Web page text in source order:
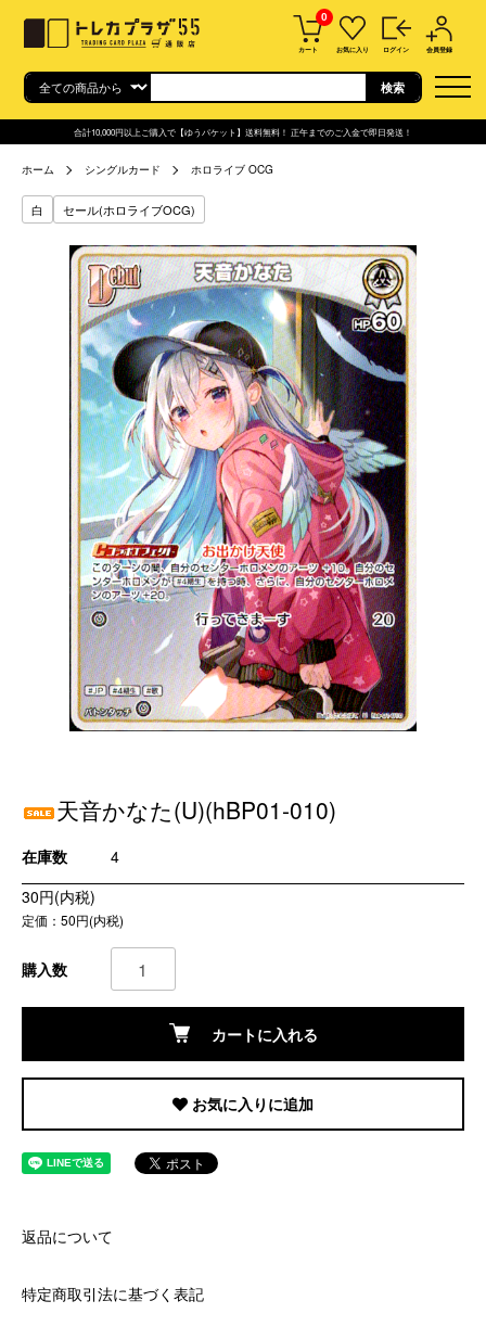
0
カート お気に入り ログイン 会員登録
合計10,000円以上ご購入で【ゆうパケット】送料無料！ 正午までのご入金で即日発送！
ホーム シングルカード ホロライブ OCG
白 セール(ホロライブOCG)
天音かなた(U)(hBP01-010)
在庫数
4
30円(内税)
定価：50円(内税)
購入数
カートに入れる
お気に入りに追加
返品について
特定商取引法に基づく表記